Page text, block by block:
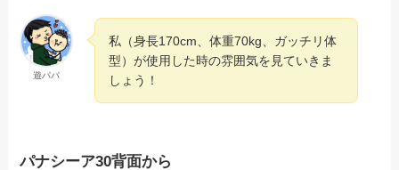
遊パパ
私（身長170cm、体重70kg、ガッチリ体
型）が使用した時の雰囲気を見ていきま
しょう！
パナシーア30背面から